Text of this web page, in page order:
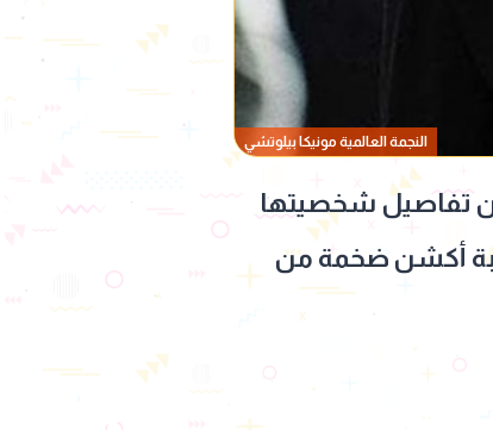
النجمة العالمية مونيكا بيلوتشي
عن تفاصيل شخصيتها
أكشن ضخمة من